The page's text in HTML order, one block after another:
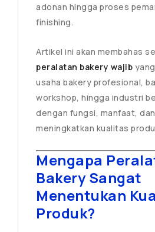
adonan hingga proses
finishing.
Artikel ini akan membahas
peralatan bakery wajib
usaha bakery profesional,
workshop, hingga industri
dengan fungsi, manfaat,
meningkatkan kualitas
Mengapa
Bakery Sangat
Menentukan
Produk?